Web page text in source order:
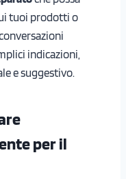
tuoi prodotti o
indicazioni,
e suggestivo.
per il